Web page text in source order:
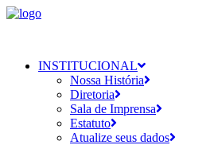
INSTITUCIONAL
Nossa História
Diretoria
Sala de Imprensa
Estatuto
Atualize seus dados